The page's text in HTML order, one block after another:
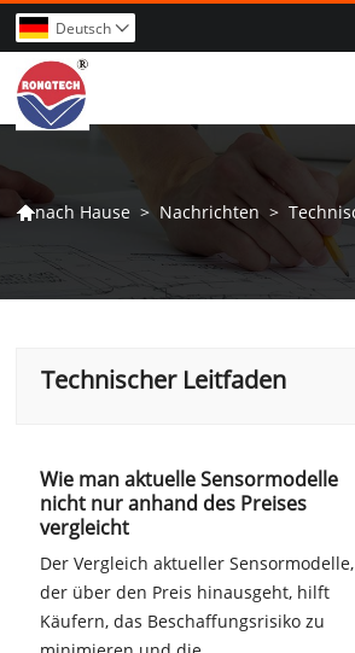
Deutsch 
nach Hause > Nachrichten >
Technischer Leitfaden
Wie man aktuelle Sensormodelle
nicht nur anhand des Preises
vergleicht
Der Vergleich aktueller Sensormodelle,
der über den Preis hinausgeht, hilft
Käufern, das Beschaffungsrisiko zu